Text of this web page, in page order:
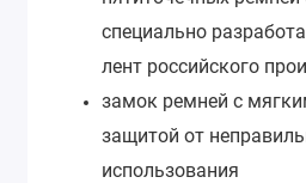
специально
лент российского
замок ремней с
защитой от
использования